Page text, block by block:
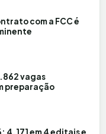
com a FCC é
vagas
preparação
4.171 em 4 editais e